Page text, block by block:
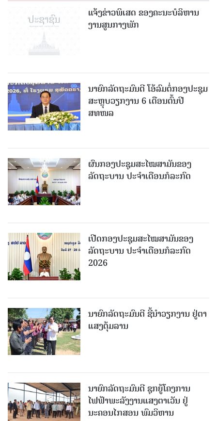
ແຈ້ງຂ່າວພິເສດ ຂອງຄະນະບໍລິຫານ
ງານສູນກາງພັກ
ນາຍົກລັດຖະມົນຕີ ໂອ້ລົມຕໍ່ກອງປະຊຸມ
ສະຫຼຸບວຽກງານ 6 ເດືອນຕົ້ນປີ
ສທໜລ
ຜົນກອງປະຊຸມສະໄໝສາມັນຂອງ
ລັດຖະບານ ປະຈຳເດືອນກໍລະກົດ
ເປີດກອງປະຊຸມສະໄໝສາມັນຂອງ
ລັດຖະບານ ປະຈໍາເດືອນກໍລະກົດ
2026
ນາຍົກລັດຖະມົນຕີ ຊີ້ນຳວຽກງານ ຢູ່ຕາ
ແສງຕຸ້ມລານ
ນາຍົກລັດຖະມົນຕີ ຊຸກຍູ້ໂຄງການ
ໄຟຟ້າພະລັງງານແສງຕາເວັນ ຢູ່
ນະຄອນໄກສອນ ພົມວິຫານ